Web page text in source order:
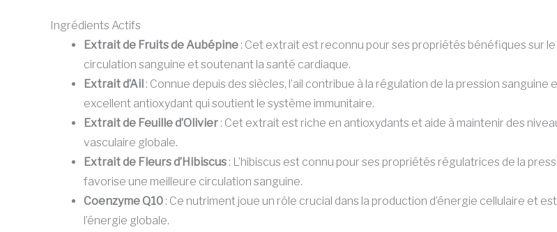
Ingrédients Actifs
Extrait de Fruits de Aubépine : Cet extrait est reconnu pour ses propriétés bénéfiques sur
circulation sanguine et soutenant la santé cardiaque.
Extrait d’Ail : Connue depuis des siècles, l’ail contribue à la régulation de la pression
excellent antioxydant qui soutient le système immunitaire.
Extrait de Feuille d’Olivier : Cet extrait est riche en antioxydants et aide à maintenir des
vasculaire globale.
Extrait de Fleurs d’Hibiscus : L’hibiscus est connu pour ses propriétés régulatrices de la
favorise une meilleure circulation sanguine.
Coenzyme Q10 : Ce nutriment joue un rôle crucial dans la production d’énergie cellulaire et
l’énergie globale.